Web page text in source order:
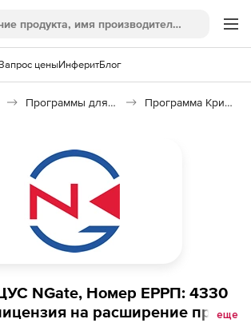
ценыИнферитБлог
Программы для защиты информации Программа КриптоПро NGate
NGate, Номер ЕРРП: 4330
на расширение права
еще